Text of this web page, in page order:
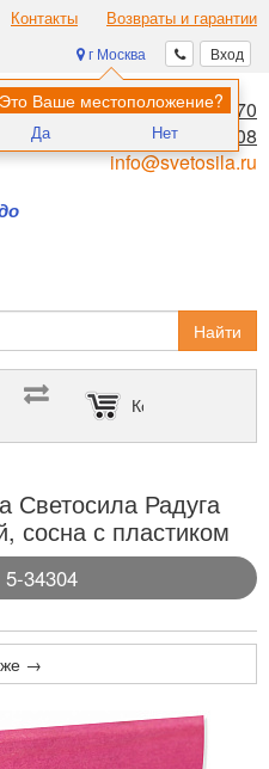
Контакты Возвраты и гарантии
Вход
г Москва
Это Ваше местоположение?
Да Нет
8 (495) 970-00-70
8 (800) 700-11-08
info@svetosila.ru
Найти
Корзина пуста
Светосила Радуга
сосна с пластиком
5-34304
→